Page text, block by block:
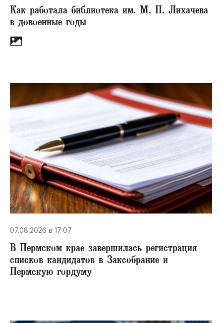
Как работала библиотека им. М. П. Лихачева
в довоенные годы
07.08.2026 в 17:07
В Пермском крае завершилась регистрация
списков кандидатов в Заксобрание и
Пермскую гордуму